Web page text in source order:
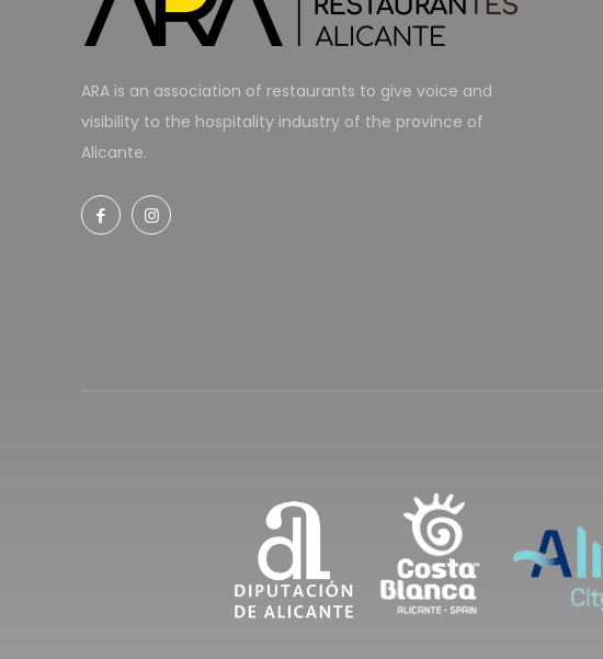
ARA is an association of restaurants to give voice and
visibility to the hospitality industry of the province of
Alicante.